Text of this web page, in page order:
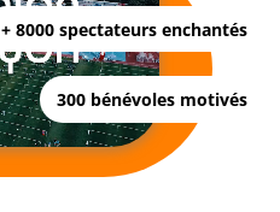
+ 8000 spectateurs enchantés
300 bénévoles motivés